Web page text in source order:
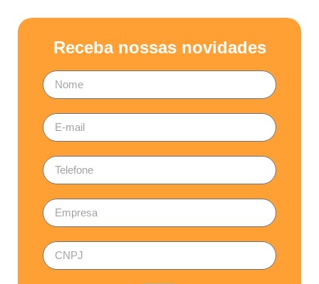
Receba nossas novidades